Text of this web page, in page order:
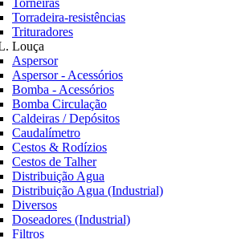
Torneiras
Torradeira-resistências
Trituradores
Louça
Aspersor
Aspersor - Acessórios
Bomba - Acessórios
Bomba Circulação
Caldeiras / Depósitos
Caudalímetro
Cestos & Rodízios
Cestos de Talher
Distribuição Agua
Distribuição Agua (Industrial)
Diversos
Doseadores (Industrial)
Filtros